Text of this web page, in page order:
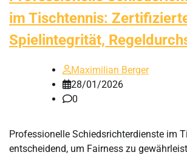
im Tischtennis:
Spielintegrität,
Maximilian Berger
28/01/2026
0
Professionelle Schiedsrichterdienste im
entscheidend, um Fairness zu